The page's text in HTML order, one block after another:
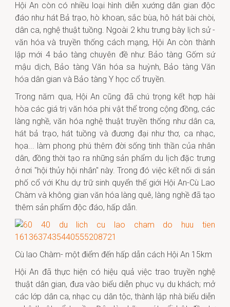
Hội An còn có nhiều loại hình diễn xướng dân gian độc
đáo như hát Bả trạo, hò khoan, sắc bùa, hô hát bài chòi,
dân ca, nghệ thuật tuồng. Ngoài 2 khu trưng bày lịch sử -
văn hóa và truyền thống cách mạng, Hội An còn thành
lập mới 4 bảo tàng chuyên đề như: Bảo tàng Gốm sứ
mậu dịch, Bảo tàng Văn hóa sa huỳnh, Bảo tàng Văn
hóa dân gian và Bảo tàng Y học cổ truyền.
Trong năm qua, Hội An cũng đã chú trọng kết hợp hài
hòa các giá trị văn hóa phi vật thể trong cộng đồng, các
làng nghề, văn hóa nghệ thuật truyền thống như dân ca,
hát bả trạo, hát tuồng và đương đại như thơ, ca nhạc,
họa... làm phong phú thêm đời sống tinh thần của nhân
dân, đồng thời tạo ra những sản phẩm du lịch đặc trưng
ở nơi "hội thủy hội nhân" này. Trong đó việc kết nối di sản
phố cổ với Khu dự trữ sinh quyển thế giới Hội An-Cù Lao
Chàm và không gian văn hóa làng quê, làng nghề đã tạo
thêm sản phẩm độc đáo, hấp dẫn.
Cù lao Chàm- một điểm đến hấp dẫn cách Hội An 15km
Hội An đã thực hiện có hiệu quả việc trao truyền nghệ
thuật dân gian, đưa vào biểu diễn phục vụ du khách; mở
các lớp dân ca, nhạc cụ dân tộc, thành lập nhà biểu diễn